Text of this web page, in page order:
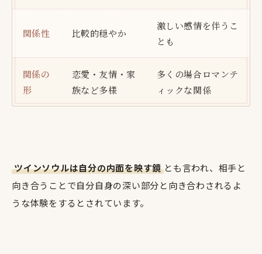
関係性 比較的穏やか
激しい感情を伴うこ
とも
関係の
形
恋愛・友情・家
族など多様
多くの場合ロマンテ
ィックな関係
ツインソウルは自分の内面を映す鏡 とも言われ、相手と
向き合うことで自分自身の深い部分と向き合わされるよ
うな体験をするとされています。